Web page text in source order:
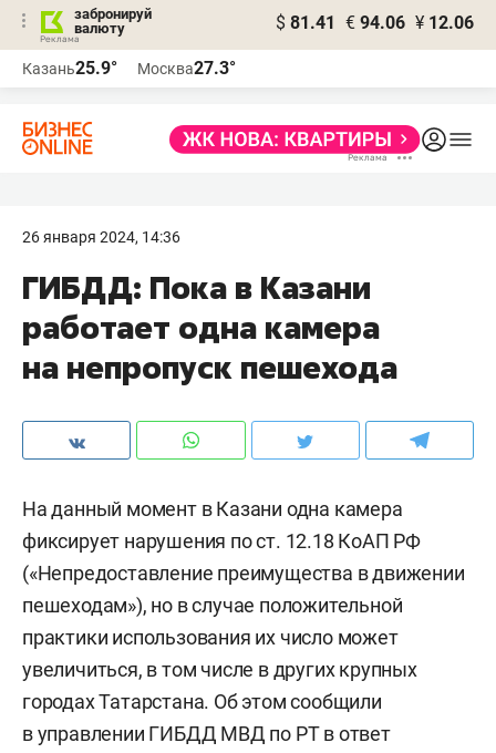
забронируй
валюту
$ 81.41 € 94.06 ¥ 12.06
Казань25.9° Москва27.3°
26 января 2024, 14:36
ГИБДД: Пока в Казани
работает одна камера
на непропуск пешехода
На данный момент в Казани одна камера
фиксирует нарушения по ст. 12.18 КоАП РФ
(«Непредоставление преимущества в движении
пешеходам»), но в случае положительной
практики использования их число может
увеличиться, в том числе в других крупных
городах Татарстана. Об этом сообщили
в управлении ГИБДД МВД по РТ в ответ